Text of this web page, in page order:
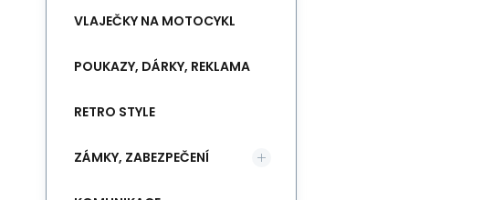
VLAJEČKY NA MOTOCYKL
POUKAZY, DÁRKY, REKLAMA
RETRO STYLE
ZÁMKY, ZABEZPEČENÍ